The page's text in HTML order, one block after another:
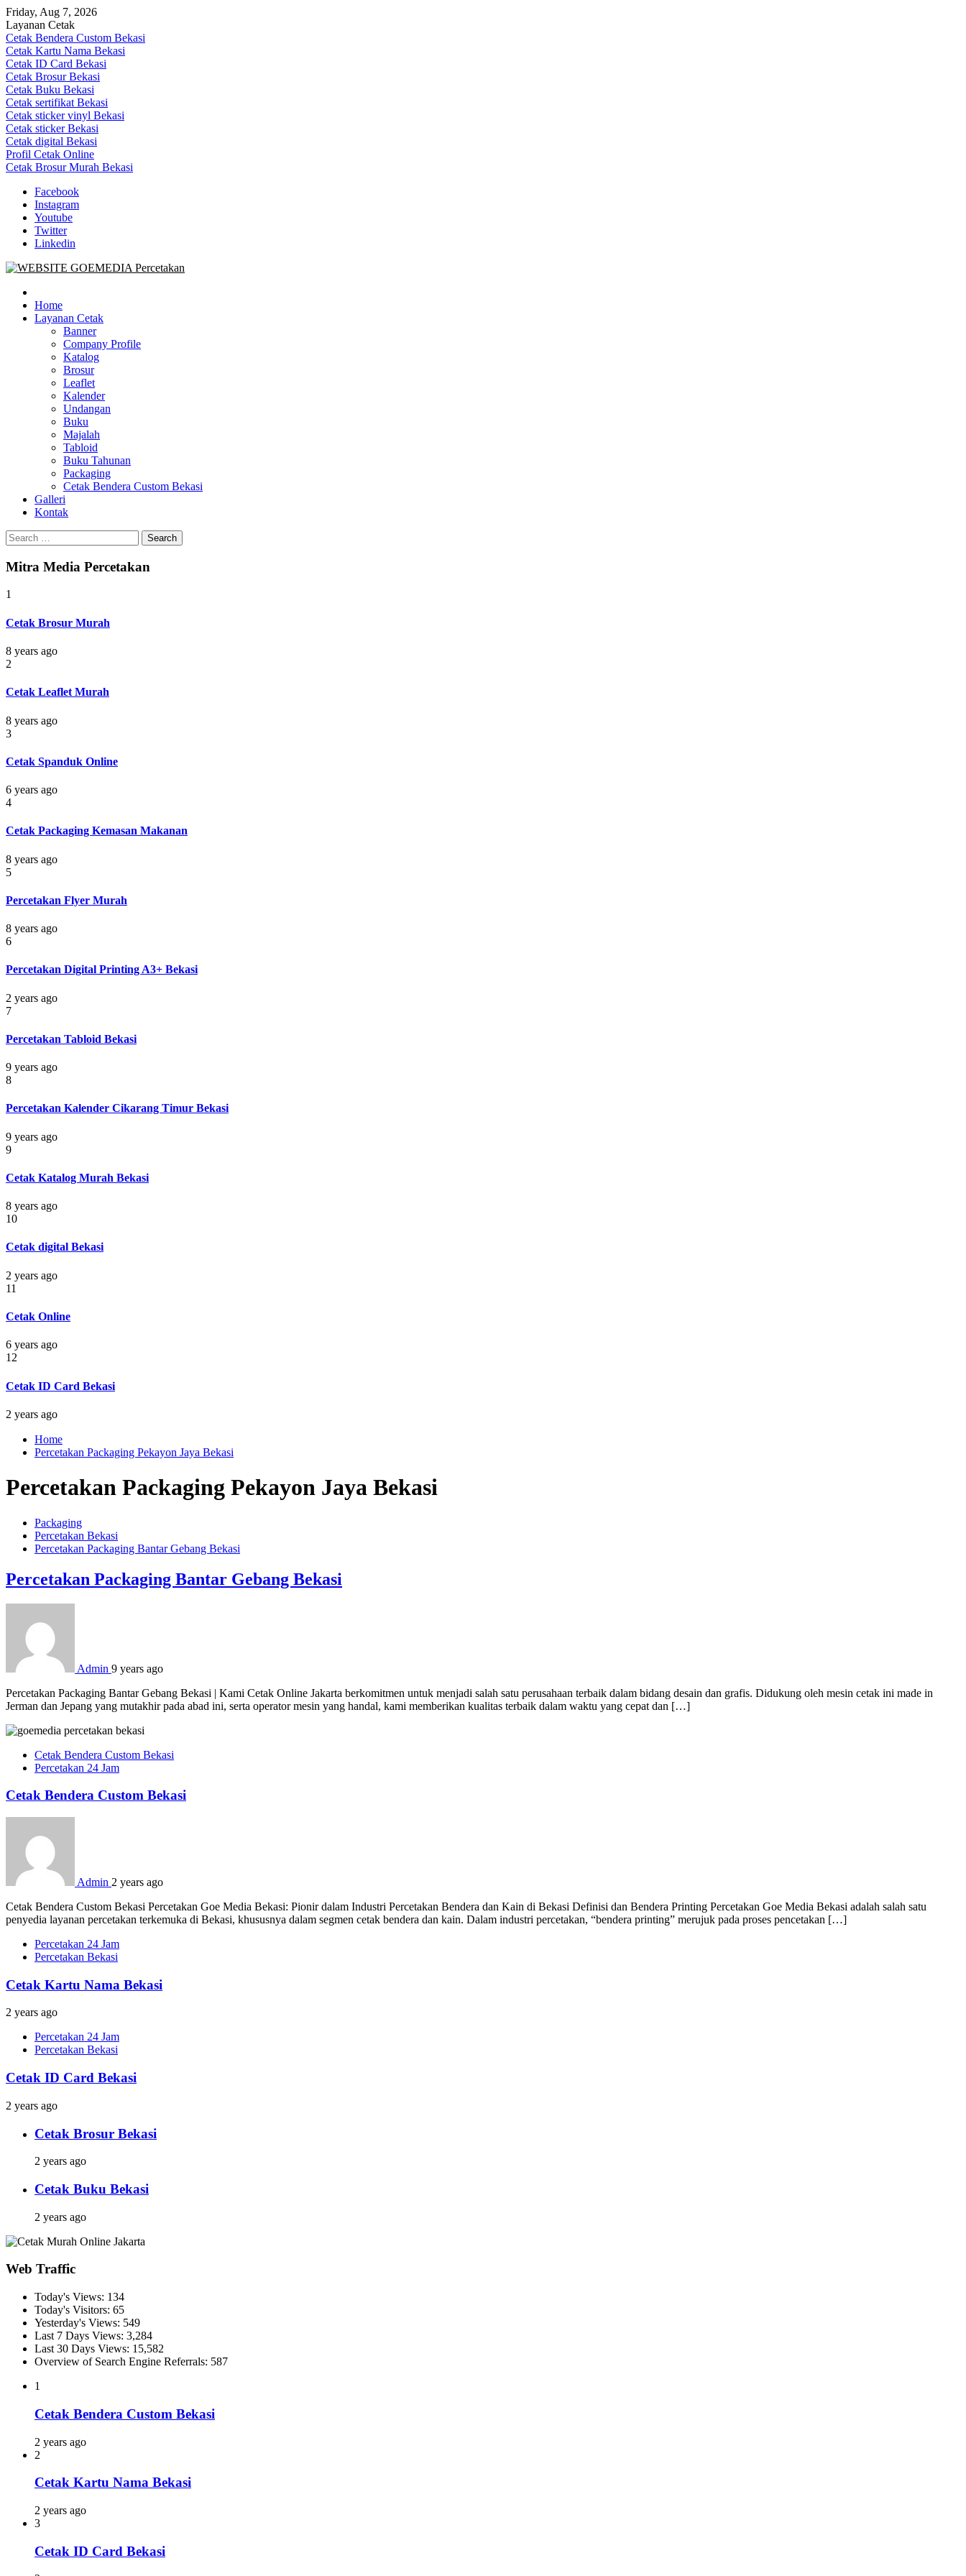
Skip
to
content
Friday, Aug 7, 2026
Layanan Cetak
Cetak Bendera Custom Bekasi
Cetak Kartu Nama Bekasi
Cetak ID Card Bekasi
Cetak Brosur Bekasi
Cetak Buku Bekasi
Cetak sertifikat Bekasi
Cetak sticker vinyl Bekasi
Cetak sticker Bekasi
Cetak digital Bekasi
Profil Cetak Online
Cetak Brosur Murah Bekasi
Facebook
Instagram
Youtube
Twitter
Linkedin
Goe Media Percetakan | 0822-4439-5599 (Call/WA)
0822-4439-5599 (Call/WA) Percetakan jasa cetak banner buku yasin invoice kartu nama label map nota spanduk stiker undangan pernikahan murah online 24 jam
Home
Layanan Cetak
Banner
Company Profile
Katalog
Brosur
Leaflet
Kalender
Undangan
Buku
Majalah
Tabloid
Buku Tahunan
Packaging
Cetak Bendera Custom Bekasi
Galleri
Kontak
Search
for:
Mitra Media Percetakan
1
Cetak Brosur Murah
8 years ago
2
Cetak Leaflet Murah
8 years ago
3
Cetak Spanduk Online
6 years ago
4
Cetak Packaging Kemasan Makanan
8 years ago
5
Percetakan Flyer Murah
8 years ago
6
Percetakan Digital Printing A3+ Bekasi
2 years ago
7
Percetakan Tabloid Bekasi
9 years ago
8
Percetakan Kalender Cikarang Timur Bekasi
9 years ago
9
Cetak Katalog Murah Bekasi
8 years ago
10
Cetak digital Bekasi
2 years ago
11
Cetak Online
6 years ago
12
Cetak ID Card Bekasi
2 years ago
Home
Percetakan Packaging Pekayon Jaya Bekasi
Percetakan Packaging Pekayon Jaya Bekasi
Packaging
Percetakan Bekasi
Percetakan Packaging Bantar Gebang Bekasi
Percetakan Packaging Bantar Gebang Bekasi
Admin 9 years ago
Percetakan Packaging Bantar Gebang Bekasi | Kami Cetak Online Jakarta berkomitmen untuk menjadi salah satu perusahaan terbaik dalam bidang desain dan grafis. Didukung oleh mesin cetak ini made in
Jerman dan Jepang yang mutakhir pada abad ini, serta operator mesin yang handal, kami memberikan kualitas terbaik dalam waktu yang cepat dan […]
Cetak Bendera Custom Bekasi
Percetakan 24 Jam
Cetak Bendera Custom Bekasi
Admin 2 years ago
Cetak Bendera Custom Bekasi Percetakan Goe Media Bekasi: Pionir dalam Industri Percetakan Bendera dan Kain di Bekasi Definisi dan Bendera Printing Percetakan Goe Media Bekasi adalah salah satu
penyedia layanan percetakan terkemuka di Bekasi, khususnya dalam segmen cetak bendera dan kain. Dalam industri percetakan, “bendera printing” merujuk pada proses pencetakan […]
Percetakan 24 Jam
Percetakan Bekasi
Cetak Kartu Nama Bekasi
2 years ago
Percetakan 24 Jam
Percetakan Bekasi
Cetak ID Card Bekasi
2 years ago
Cetak Brosur Bekasi
2 years ago
Cetak Buku Bekasi
2 years ago
Web Traffic
Today's Views: 134
Today's Visitors: 65
Yesterday's Views: 549
Last 7 Days Views: 3,284
Last 30 Days Views: 15,582
Overview of Search Engine Referrals: 587
1
Cetak Bendera Custom Bekasi
2 years ago
2
Cetak Kartu Nama Bekasi
2 years ago
3
Cetak ID Card Bekasi